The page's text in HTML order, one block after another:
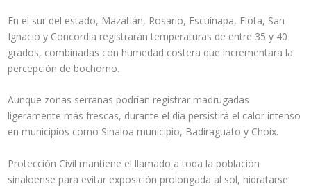
En el sur del estado, Mazatlán, Rosario, Escuinapa, Elota, San
Ignacio y Concordia registrarán temperaturas de entre 35 y 40
grados, combinadas con humedad costera que incrementará la
percepción de bochorno.
Aunque zonas serranas podrían registrar madrugadas
ligeramente más frescas, durante el día persistirá el calor intenso
en municipios como Sinaloa municipio, Badiraguato y Choix.
Protección Civil mantiene el llamado a toda la población
sinaloense para evitar exposición prolongada al sol, hidratarse